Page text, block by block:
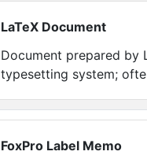
LaTeX Document
Document prepared by
typesetting system;
FoxPro Label Memo